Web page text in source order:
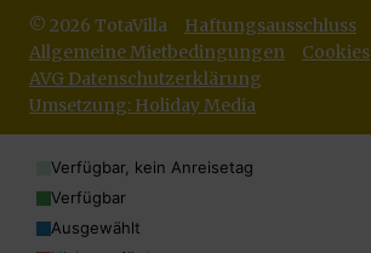
© 2026 TotaVilla
Haftungsausschluss
Allgemeine Mietbedingungen
Cookies
AVG Datenschutzerklärung
Umsetzung: Holiday Media
Verfügbar, kein Anreisetag
Verfügbar
Ausgewählt